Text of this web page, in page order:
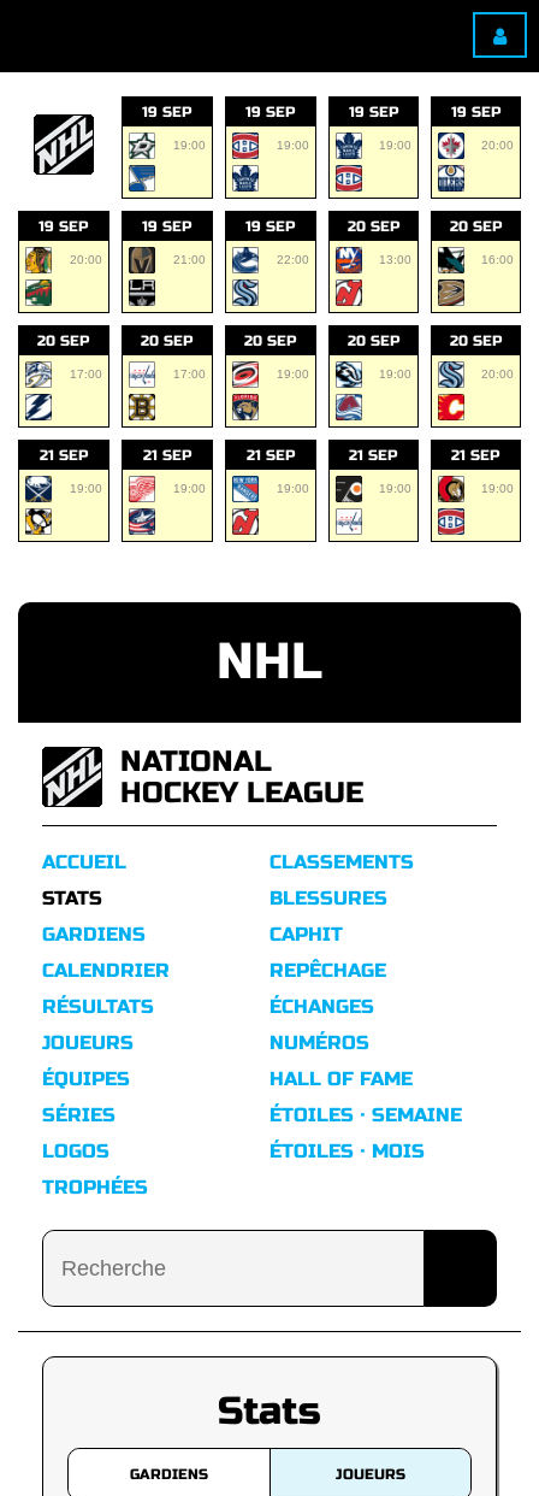
19 SEP
19:00
19 SEP
19:00
19 SEP
19:00
19 SEP
20:00
19 SEP
20:00
19 SEP
21:00
19 SEP
22:00
20 SEP
13:00
20 SEP
16:00
20 SEP
17:00
20 SEP
17:00
20 SEP
19:00
20 SEP
19:00
20 SEP
20:00
21 SEP
19:00
21 SEP
19:00
21 SEP
19:00
21 SEP
19:00
21 SEP
19:00
NHL
NATIONAL
HOCKEY LEAGUE
ACCUEIL
STATS
GARDIENS
CALENDRIER
RÉSULTATS
CLASSEMENTS
BLESSURES
CAPHIT
REPÊCHAGE
ÉCHANGES
JOUEURS
ÉQUIPES
SÉRIES
LOGOS
TROPHÉES
NUMÉROS
HALL OF FAME
ÉTOILES · SEMAINE
ÉTOILES · MOIS
Stats
GARDIENS JOUEURS